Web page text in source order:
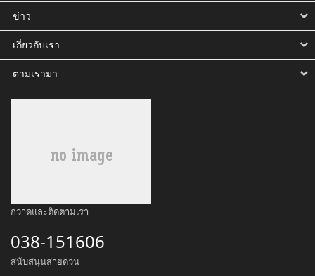
ข่าว
เกี่ยวกับเรา
ตามเรามา
กวาดและติดตามเรา
038-151606
สนับสนุนสายด่วน